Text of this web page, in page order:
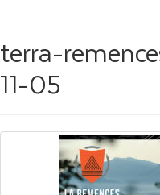
terra-
11-05